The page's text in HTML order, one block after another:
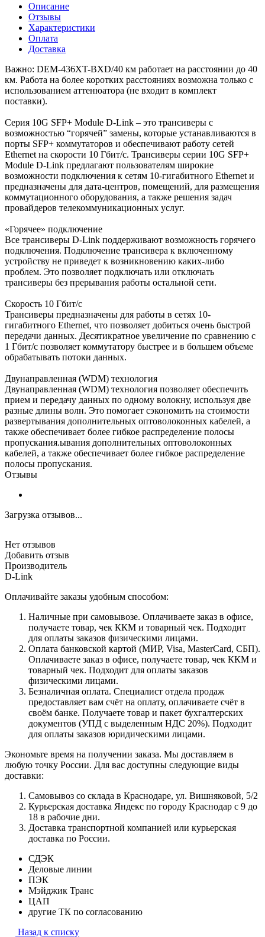
Описание
Отзывы
Характеристики
Оплата
Доставка
Важно: DEM-436XT-BXD/40 км работает на расстоянии до 40
км. Работа на более коротких расстояниях возможна только с
использованием аттенюатора (не входит в комплект
поставки).
Серия 10G SFP+ Module D-Link – это трансиверы с
возможностью “горячей” замены, которые устанавливаются в
порты SFP+ коммутаторов и обеспечивают работу сетей
Ethernet на скорости 10 Гбит/с. Трансиверы серии 10G SFP+
Module D-Link предлагают пользователям широкие
возможности подключения к сетям 10-гигабитного Ethernet и
предназначены для дата-центров, помещений, для размещения
коммутационного оборудования, а также решения задач
провайдеров телекоммуникационных услуг.
«Горячее» подключение
Все трансиверы D-Link поддерживают возможность горячего
подключения. Подключение трансивера к включенному
устройству не приведет к возникновению каких-либо
проблем. Это позволяет подключать или отключать
трансиверы без прерывания работы остальной сети.
Скорость 10 Гбит/с
Трансиверы предназначены для работы в сетях 10-
гигабитного Ethernet, что позволяет добиться очень быстрой
передачи данных. Десятикратное увеличение по сравнению с
1 Гбит/с позволяет коммутатору быстрее и в большем объеме
обрабатывать потоки данных.
Двунаправленная (WDM) технология
Двунаправленная (WDM) технология позволяет обеспечить
прием и передачу данных по одному волокну, используя две
разные длины волн. Это помогает сэкономить на стоимости
развертывания дополнительных оптоволоконных кабелей, а
также обеспечивает более гибкое распределение полосы
пропускания.ывания дополнительных оптоволоконных
кабелей, а также обеспечивает более гибкое распределение
полосы пропускания.
Отзывы
Загрузка отзывов...
Нет отзывов
Добавить отзыв
Производитель
D-Link
Оплачивайте заказы удобным способом:
Наличные при самовывозе. Оплачиваете заказ в офисе,
получаете товар, чек ККМ и товарный чек. Подходит
для оплаты заказов физическими лицами.
Оплата банковской картой (МИР, Visa, MasterCard, СБП).
Оплачиваете заказ в офисе, получаете товар, чек ККМ и
товарный чек. Подходит для оплаты заказов
физическими лицами.
Безналичная оплата. Специалист отдела продаж
предоставляет вам счёт на оплату, оплачиваете счёт в
своём банке. Получаете товар и пакет бухгалтерских
документов (УПД с выделенным НДС 20%). Подходит
для оплаты заказов юридическими лицами.
Экономьте время на получении заказа. Мы доставляем в
любую точку России. Для вас доступны следующие виды
доставки:
Самовывоз со склада в Краснодаре, ул. Вишняковой, 5/2
Курьерская доставка Яндекс по городу Краснодар с 9 до
18 в рабочие дни.
Доставка транспортной компанией или курьерская
доставка по России.
СДЭК
Деловые линии
ПЭК
Мэйджик Транс
ЦАП
другие ТК по согласованию
Назад к списку